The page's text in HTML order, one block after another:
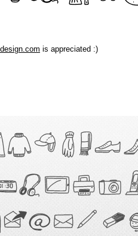
is appreciated :)